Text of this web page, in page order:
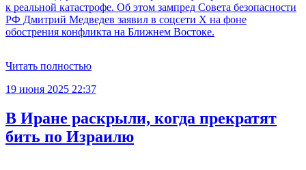
к реальной катастрофе. Об этом зампред Совета безопасности
РФ Дмитрий Медведев заявил в соцсети Х на фоне
обострения конфликта на Ближнем Востоке.
Читать полностью
19 июня 2025 22:37
В Иране раскрыли, когда прекратят
бить по Израилю